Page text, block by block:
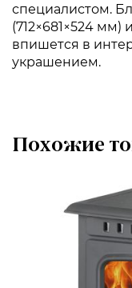
специалистом.
(712×681×524 мм)
впишется в
украшением.
Похожие